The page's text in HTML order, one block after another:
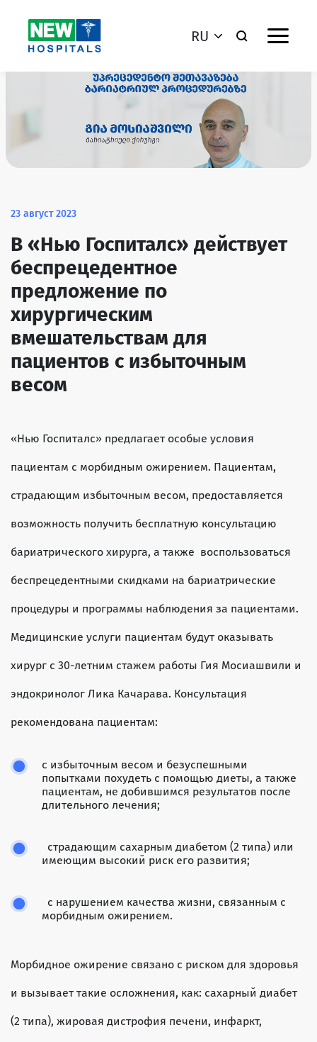
RU
23 август 2023
В «Нью Госпиталс» действует
беспрецедентное
предложение по
хирургическим
вмешательствам для
пациентов с избыточным
весом
«Нью Госпиталс» предлагает особые условия
пациентам с морбидным ожирением. Пациентам,
страдающим избыточным весом, предоставляется
возможность получить бесплатную консультацию
бариатрического хирурга, а также воспользоваться
беспрецедентными скидками на бариатрические
процедуры и программы наблюдения за пациентами.
Медицинские услуги пациентам будут оказывать
хирург с 30-летним стажем работы Гия Мосиашвили и
эндокринолог Лика Качарава. Консультация
рекомендована пациентам:
с избыточным весом и безуспешными
попытками похудеть с помощью диеты, а также
пациентам, не добившимся результатов после
длительного лечения;
страдающим сахарным диабетом (2 типа) или
имеющим высокий риск его развития;
с нарушением качества жизни, связанным с
морбидным ожирением.
Морбидное ожирение связано с риском для здоровья
и вызывает такие осложнения, как: сахарный диабет
(2 типа), жировая дистрофия печени, инфаркт,